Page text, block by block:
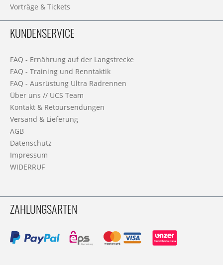
Vorträge & Tickets
KUNDENSERVICE
FAQ - Ernährung auf der Langstrecke
FAQ - Training und Renntaktik
FAQ - Ausrüstung Ultra Radrennen
Über uns // UCS Team
Kontakt & Retoursendungen
Versand & Lieferung
AGB
Datenschutz
Impressum
WIDERRUF
ZAHLUNGSARTEN